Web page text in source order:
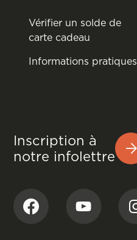
Vérifier un solde de
carte cadeau
Informations pratiques
Inscription à
notre infolettre